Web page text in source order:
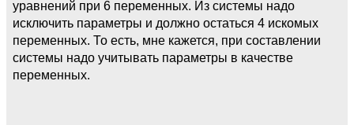
уравнений при 6 переменных. Из системы надо
исключить параметры и должно остаться 4 искомых
переменных. То есть, мне кажется, при составлении
системы надо учитывать параметры в качестве
переменных.